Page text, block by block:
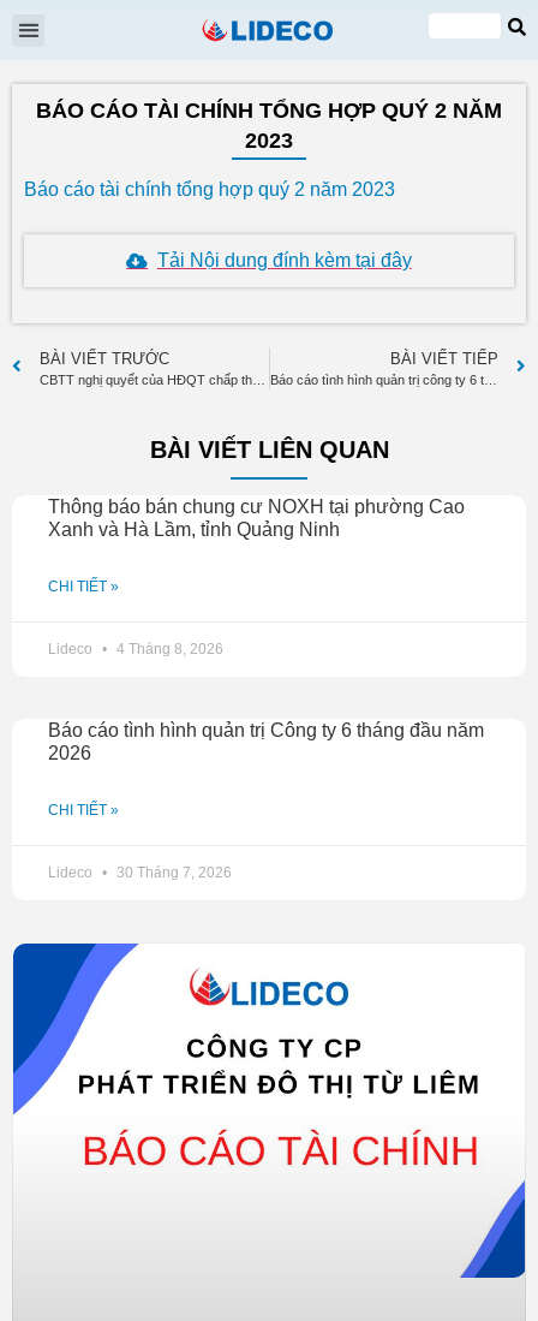
VI
EN
BÁO CÁO TÀI CHÍNH TỔNG HỢP QUÝ 2 NĂM
2023
Báo cáo tài chính tổng hợp quý 2 năm 2023
Tải Nội dung đính kèm tại đây
BÀI VIẾT TRƯỚC BÀI VIẾT TIẾP
Báo cáo tình hình quản trị công ty 6 tháng đầu năm 2023
BÀI VIẾT LIÊN QUAN
Thông báo bán chung cư NOXH tại phường Cao
Xanh và Hà Lầm, tỉnh Quảng Ninh
CHI TIẾT »
Lideco 4 Tháng 8, 2026
Báo cáo tình hình quản trị Công ty 6 tháng đầu năm
2026
CHI TIẾT »
Lideco 30 Tháng 7, 2026